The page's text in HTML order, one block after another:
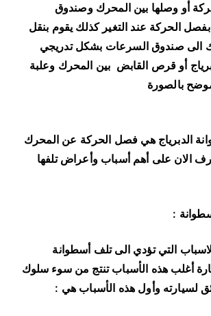
أو وصلها بين المحرك وصندوق
الحركة عند التغير كذلك يقوم بنقل
الى صندوق السرعات بشكل تدريجي
أو قرص القابض بين المحرك وعلبة
بالصورة
الدبرياج هي فصل الحركة عن المحرك
الان على أهم أسباب وأعراض تلفها
:
التي تؤدي الى تلف أسطوانة
أغلب هذه الأسباب تنتج من سوء سلوك
لسيارته وأول هذه الأسباب هي :